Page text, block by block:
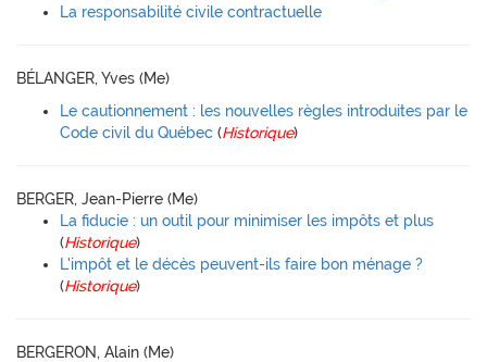
La responsabilité civile contractuelle
BÉLANGER, Yves (Me)
Le cautionnement : les nouvelles règles introduites par le
Code civil du Québec (Historique)
BERGER, Jean-Pierre (Me)
La fiducie : un outil pour minimiser les impôts et plus
(Historique)
L'impôt et le décès peuvent-ils faire bon ménage ?
(Historique)
BERGERON, Alain (Me)